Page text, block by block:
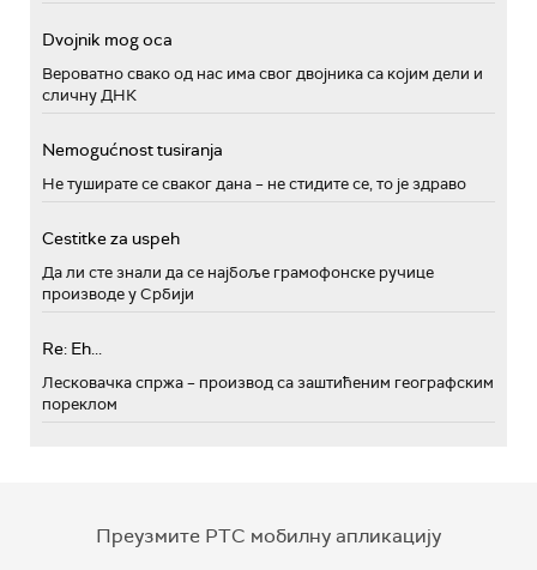
Dvojnik mog oca
Вероватно свако од нас има свог двојника са којим дели и
сличну ДНК
Nemogućnost tusiranja
Не туширате се сваког дана – не стидите се, то је здраво
Cestitke za uspeh
Да ли сте знали да се најбоље грамофонске ручице
производе у Србији
Re: Eh...
Лесковачка спржа – производ са заштићеним географским
пореклом
Преузмите РТС мобилну апликацију